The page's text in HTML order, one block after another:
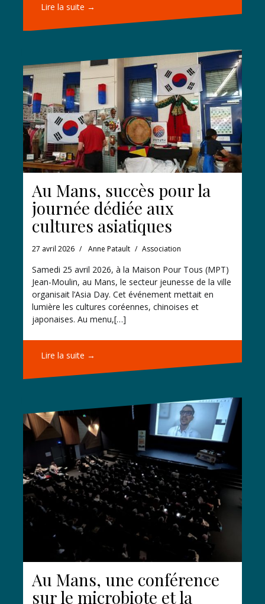
Lire la suite →
Au Mans, succès pour la
journée dédiée aux
cultures asiatiques
27 avril 2026 Anne Patault Association
Samedi 25 avril 2026, à la Maison Pour Tous (MPT)
Jean-Moulin, au Mans, le secteur jeunesse de la ville
organisait l’Asia Day. Cet événement mettait en
lumière les cultures coréennes, chinoises et
japonaises. Au menu,[…]
Lire la suite →
Au Mans, une conférence
sur le microbiote et la